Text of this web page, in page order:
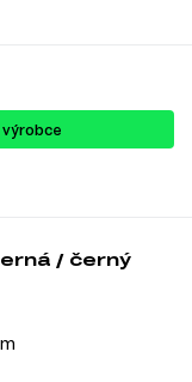
výrobce
/ černý